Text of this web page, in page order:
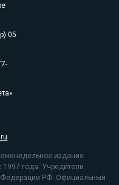
05
издание
года. Учредители
Федерации РФ. Официальный